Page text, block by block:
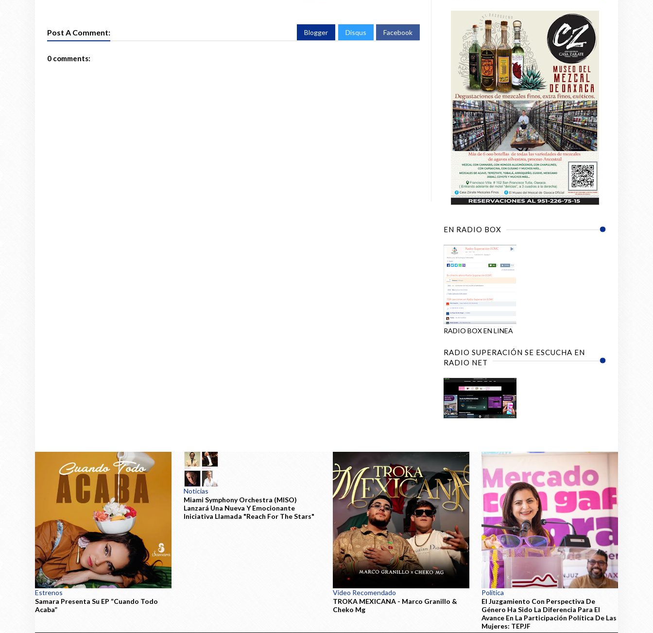
Post A Comment: Blogger Disqus Facebook
0 comments:
EN RADIO BOX
RADIO BOX EN LINEA
RADIO SUPERACIÓN SE ESCUCHA EN
RADIO NET
Estrenos
Samara Presenta Su EP “Cuando Todo
Acaba”
Noticias
Miami Symphony Orchestra (MISO)
Lanzará Una Nueva Y Emocionante
Iniciativa Llamada "Reach For The Stars"
Video Recomendado
TROKA MEXICANA - Marco Granillo &
Cheko Mg
Politica
El Juzgamiento Con Perspectiva De
Género Ha Sido La Diferencia Para El
Avance En La Participación Política De Las
Mujeres: TEPJF